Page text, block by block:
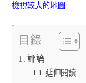
檢視較大的地圖
目錄
評論
延伸閱讀